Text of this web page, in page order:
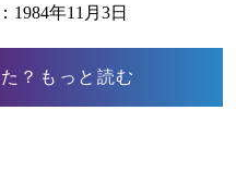
1984年11月3日
？もっと読む